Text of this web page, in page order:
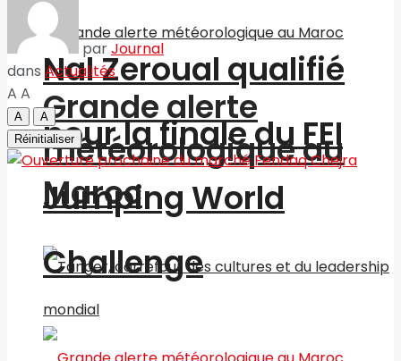
Grande alerte
météorologique au
Maroc
Nal Zeroual qualifié
pour la finale du FEI
Jumping World
Challenge
parJournal
dans Actualités
A A
A
A
Réinitialiser